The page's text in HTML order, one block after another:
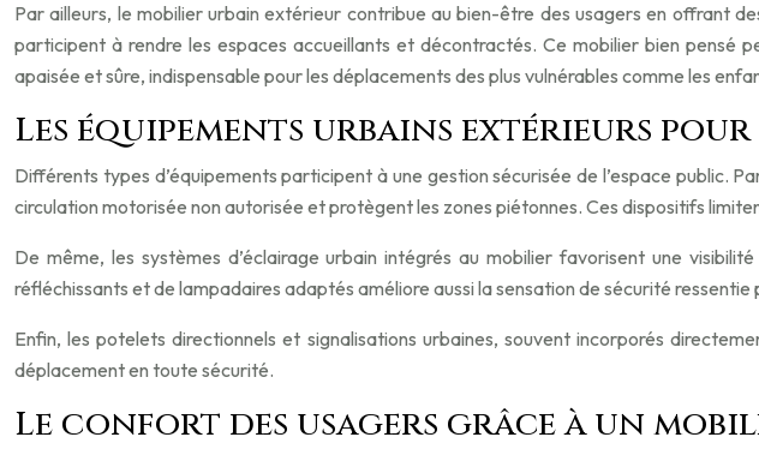
Par ailleurs, le mobilier urbain extérieur contribue au bien-être des usagers en offrant
participent à rendre les espaces accueillants et décontractés. Ce mobilier bien
apaisée et sûre, indispensable pour les déplacements des plus vulnérables comme les
Les équipements urbains extérieurs
Différents types d’équipements participent à une gestion sécurisée de l’espace public.
circulation motorisée non autorisée et protègent les zones piétonnes. Ces dispositifs
De même, les systèmes d’éclairage urbain intégrés au mobilier favorisent une
réfléchissants et de lampadaires adaptés améliore aussi la sensation de sécurité ressentie
Enfin, les potelets directionnels et signalisations urbaines, souvent incorporés
déplacement en toute sécurité.
Le confort des usagers grâce à un